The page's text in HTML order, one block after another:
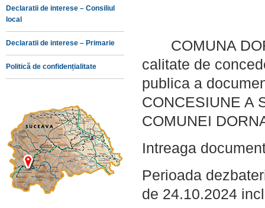
Declaratii de interese – Consiliul
local
Declaratii de interese – Primarie
Politică de confidențialitate
COMUNA
calitate de
publica a
CONCESIUNE A
COMUNEI
Intreaga
Perioada
de 24.10.2024